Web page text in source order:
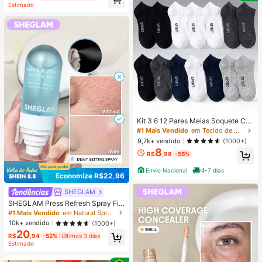
Estimado
Economize R$22,96
SHEGLAM
SHEGLAM Press Refresh Spray Fix
ador Marca De Beleza CosméTicos
Maquiagem Para Mulheres E Menin
as
#1 Mais Vendido
em Natural Spray de fixação
10k+ vendido
(1000+)
R$20 ,94 -52% Últimos 3 dias
Estimado
Kit 3 6 12 Pares Meias Soquete Ca
no Curto Unissex Multicolorido 40-
46
#1 Mais Vendido
em Tecido de malha Meias masculinas até o tornozel
9,7k+ vendido
(1000+)
R$8 ,98 -55%
Envio Nacional 4-7 dias